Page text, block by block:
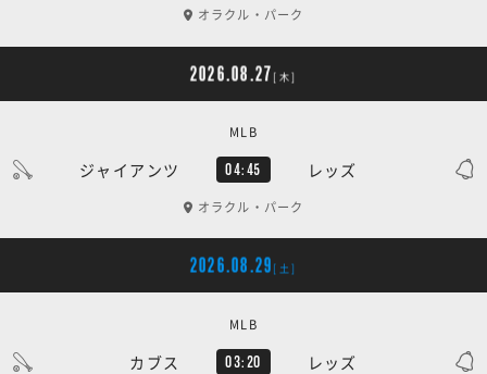
オラクル・パーク
2026.08.27 [木]
ジャイアンツ 04:45 レッズ
MLB
オラクル・パーク
2026.08.29 [土]
カブス 03:20 レッズ
MLB